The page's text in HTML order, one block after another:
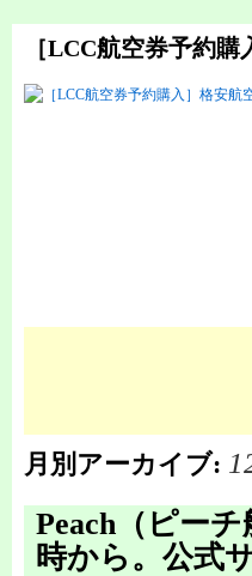
［LCC航空券予約
月別アーカイブ:
Peach（ピー
時から。公式